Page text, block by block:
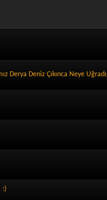
Deniz Çıkınca Neye
:)